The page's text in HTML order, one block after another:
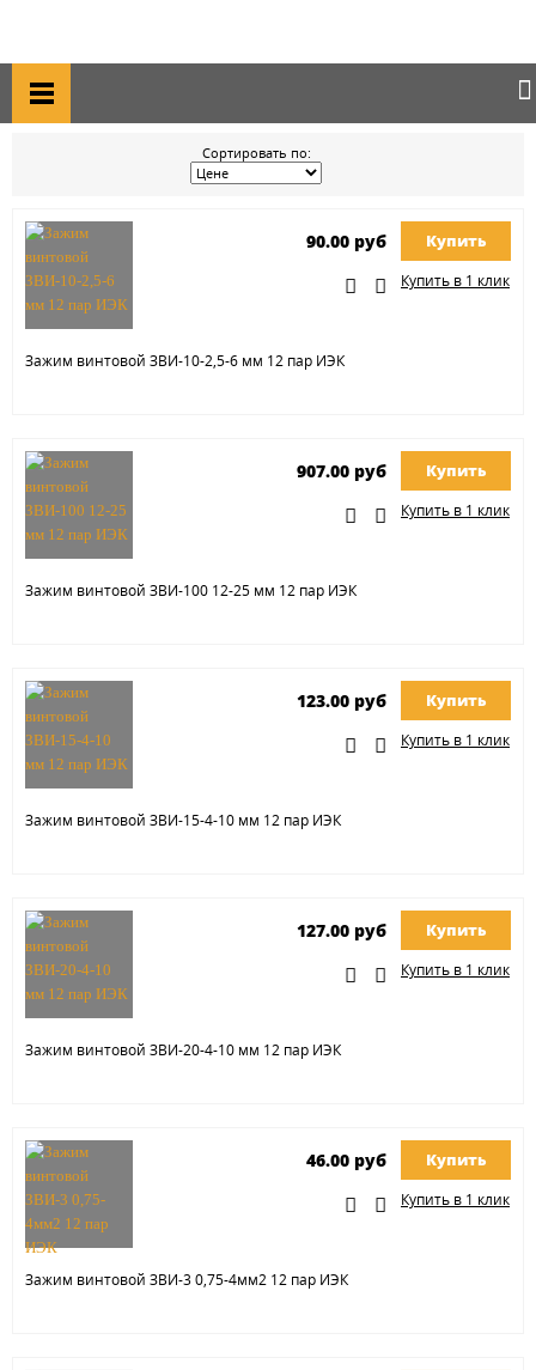
IEK // ЗАЖИМЫ ЗВИ, ЗНИ; КЛЕММЫ;
Сортировать по:
Зажим винтовой ЗВИ-10-2,5-6 мм 12 пар ИЭК
90.00 руб Купить
Купить в 1 клик
Зажим винтовой ЗВИ-100 12-25 мм 12 пар ИЭК
907.00 руб Купить
Купить в 1 клик
Зажим винтовой ЗВИ-15-4-10 мм 12 пар ИЭК
123.00 руб Купить
Купить в 1 клик
Зажим винтовой ЗВИ-20-4-10 мм 12 пар ИЭК
127.00 руб Купить
Купить в 1 клик
Зажим винтовой ЗВИ-3 0,75-4мм2 12 пар ИЭК
46.00 руб Купить
Купить в 1 клик